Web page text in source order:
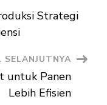
Strategi
SELANJUTNYA
untuk Panen
Lebih Efisien